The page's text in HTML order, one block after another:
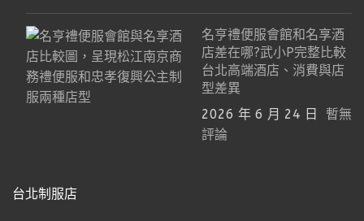
名亨禮便服會館和名享酒
店差在哪?武小P完整比較
台北高端酒店、消費與店
型差異
2026 年 6 月 24 日
暫無
評論
台北制服店